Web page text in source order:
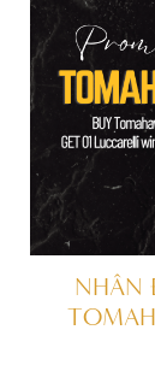
NHÂN